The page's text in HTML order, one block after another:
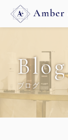
Blog
ブログ